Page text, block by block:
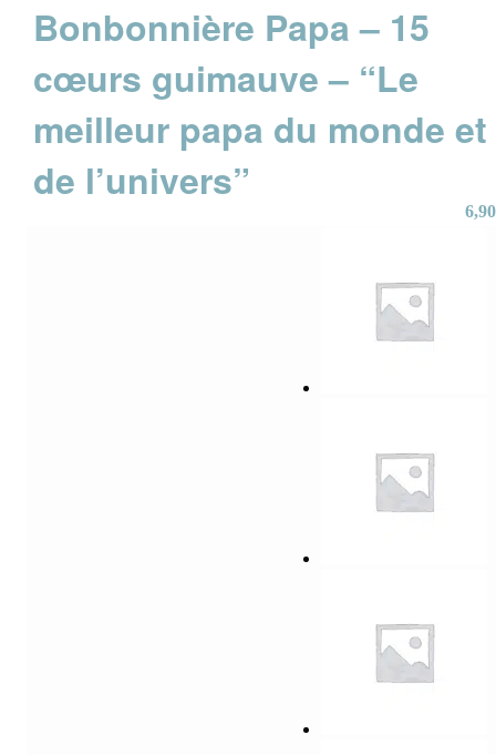
Bonbonnière Papa – 15
cœurs guimauve – “Le
meilleur papa du monde et
de l’univers”
6,90